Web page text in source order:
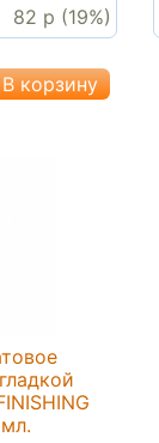
82 р (19%)